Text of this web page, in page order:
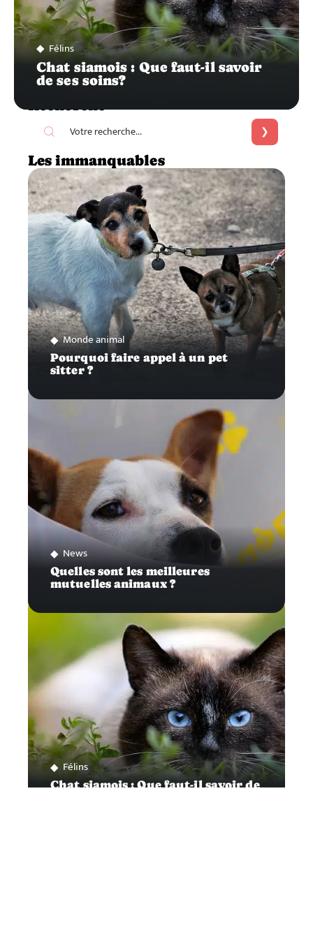
Félins
Chat siamois : Que faut-il savoir
de ses soins?
Recherche
Les immanquables
Monde animal
Pourquoi faire appel à un pet
sitter ?
News
Quelles sont les meilleures
mutuelles animaux ?
Félins
Chat siamois : Que faut-il savoir de